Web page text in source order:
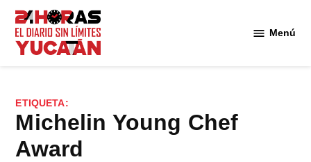
Saltar
contenido
Menú
ETIQUETA:
Michelin Young Chef
Award